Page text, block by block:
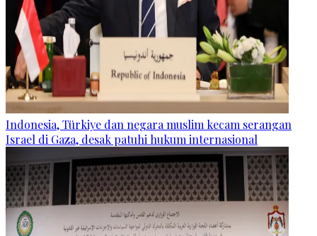
Indonesia, Türkiye dan negara muslim kecam serangan
Israel di Gaza, desak patuhi hukum internasional